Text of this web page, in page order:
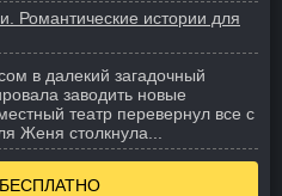
Романтические истории для
в далекий загадочный
заводить новые
театр перевернул все с
Женя столкнула...